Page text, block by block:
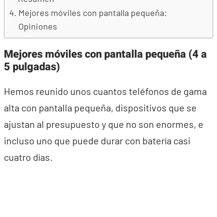
Mejores móviles con pantalla pequeña:
Opiniones
Mejores móviles con pantalla pequeña (4 a
5 pulgadas)
Hemos reunido unos cuantos teléfonos de gama
alta con pantalla pequeña, dispositivos que se
ajustan al presupuesto y que no son enormes, e
incluso uno que puede durar con batería casi
cuatro días.